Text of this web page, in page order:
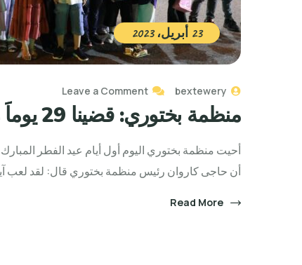
23 أبريل، 2023
Leave a Comment
منظمة بختوري: قضينا 29 يوماََ من رمضان والعيد مع الأيتام
أحيت منظمة بختوري اليوم أول أيام عيد الفطر
أن حاجى كاروان رئيس منظمة بختوري قال: لقد لعب
Read More